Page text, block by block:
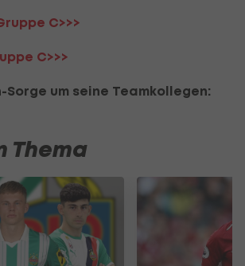
C>>>
C>>>
Sorge um seine Teamkollegen:
Thema